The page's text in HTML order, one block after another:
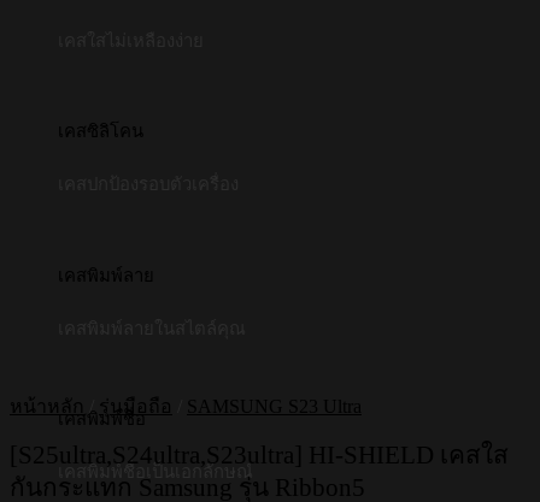
เคสซิลิโคน
เคสพิมพ์ลาย
เคสพิมพ์ชื่อ
เคสพิมพ์ชื่อเป็นเอกลักษณ์
หน้าหลัก / รุ่นมือถือ SAMSUNG S23 Ultra
[S25ultra,S24ultra,S23ultra] HI-SHIELD เคสใส
กันกระแทก Samsung รุ่น Ribbon5